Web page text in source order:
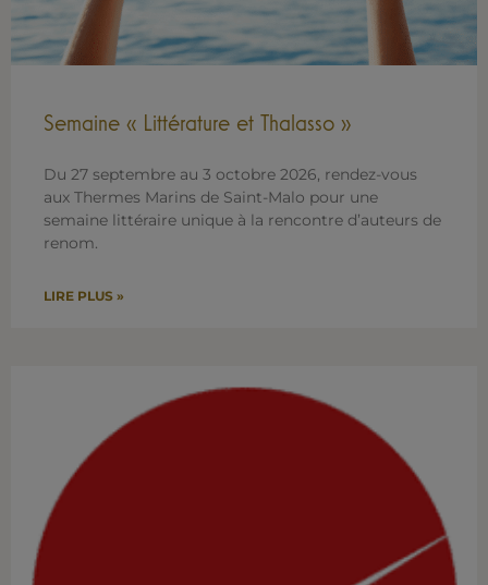
Semaine « Littérature et Thalasso »
Du 27 septembre au 3 octobre 2026, rendez-vous
aux Thermes Marins de Saint-Malo pour une
semaine littéraire unique à la rencontre d’auteurs de
renom.
LIRE PLUS »